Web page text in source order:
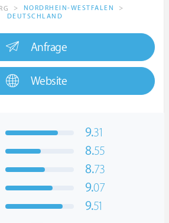
> NORDRHEIN-WESTFALEN
>
DEUTSCHLAND
Anfrage
Website
9.31
8.55
8.73
9.07
9.51